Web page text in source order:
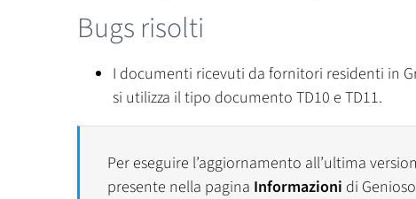
Bugs risolti
I documenti ricevuti da fornitori residenti in
si utilizza il tipo documento TD10 e TD11.
Per eseguire l’aggiornamento all’ultima
presente nella pagina Informazioni di